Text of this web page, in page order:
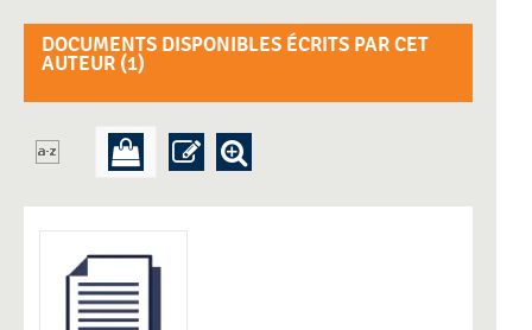
DOCUMENTS DISPONIBLES ÉCRITS PAR CET
AUTEUR (1)